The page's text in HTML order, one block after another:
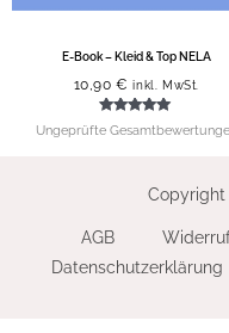
E-Book – Kleid & Top NELA
10,90€ inkl. MwSt.
Bewertet mit
5.00
Ungeprüfte
Copyright
AGB
Datenschutzerklärung